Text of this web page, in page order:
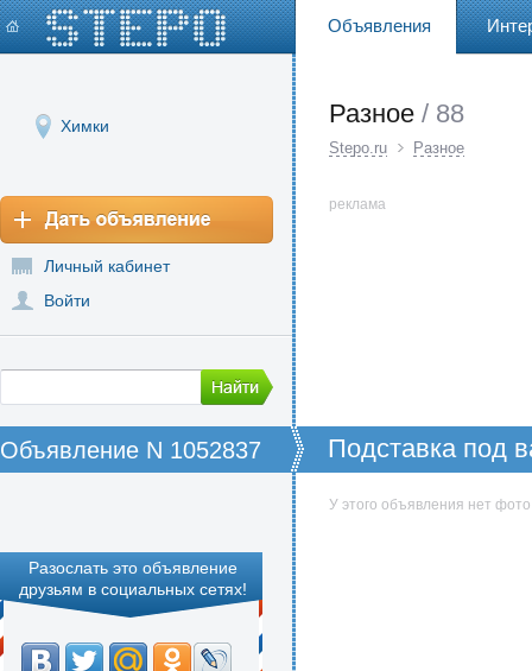
Объявления
Химки
Личный кабинет
Войти
Разное / 88
Stepo.ru Разное
реклама
Объявление N 1052837 Подставка под
Разослать это объявление
друзьям в социальных сетях!
У этого объявления нет